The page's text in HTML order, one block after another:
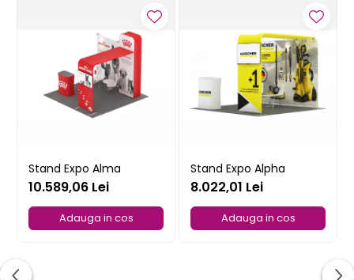
Stand Expo Alma
10.589,06 Lei
Adauga in cos
Stand Expo Alpha
8.022,01 Lei
Adauga in cos